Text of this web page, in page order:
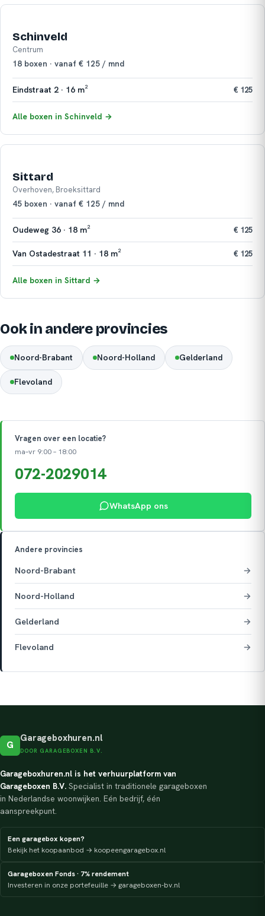
Schinveld
Centrum
18 boxen · vanaf € 125 / mnd
Eindstraat 2 · 16 m² € 125
Alle boxen in Schinveld →
Sittard
Overhoven, Broeksittard
45 boxen · vanaf € 125 / mnd
Oudeweg 36 · 18 m² € 125
Van Ostadestraat 11 · 18 m² € 125
Alle boxen in Sittard →
Ook in andere provincies
Noord-Brabant Noord-Holland Gelderland
Flevoland
Vragen over een locatie?
ma–vr 9:00 – 18:00
072-2029014
WhatsApp ons
Andere provincies
Noord-Brabant →
Noord-Holland →
Gelderland →
Flevoland →
G
Garageboxhuren.nl
DOOR GARAGEBOXEN B.V.
Garageboxhuren.nl is het verhuurplatform van
Garageboxen B.V. Specialist in traditionele garageboxen
in Nederlandse woonwijken. Eén bedrijf, één
aanspreekpunt.
Een garagebox kopen?
Bekijk het koopaanbod → koopeengaragebox.nl
Garageboxen Fonds · 7% rendement
Investeren in onze portefeuille → garageboxen-bv.nl